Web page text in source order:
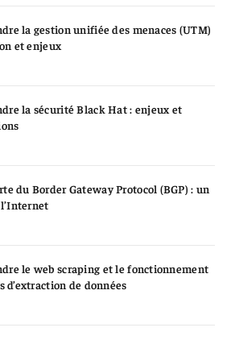
la gestion unifiée des menaces (UTM)
et enjeux
la sécurité Black Hat : enjeux et
du Border Gateway Protocol (BGP) : un
le web scraping et le fonctionnement
d’extraction de données